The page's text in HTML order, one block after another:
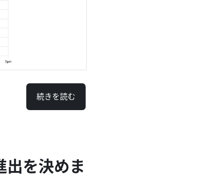
続きを読む
出を決めま